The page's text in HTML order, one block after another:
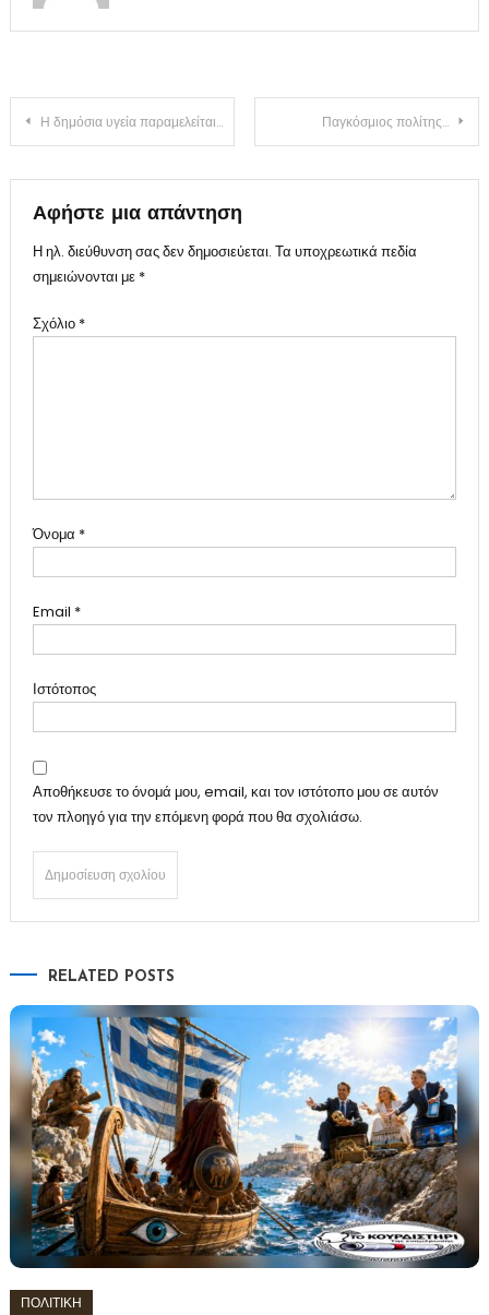
Πλοήγηση
Η δημόσια υγεία παραμελείται και το δωρεάν ξεχάστηκε… Παγκόσμιος πολίτης…
Αφήστε μια απάντηση
Η ηλ. διεύθυνση σας δεν δημοσιεύεται. Τα υποχρεωτικά πεδία
σημειώνονται με *
Σχόλιο *
Όνομα *
Email *
Ιστότοπος
Αποθήκευσε το όνομά μου, email, και τον ιστότοπο μου σε αυτόν
τον πλοηγό για την επόμενη φορά που θα σχολιάσω.
RELATED POSTS
ΠΟΛΙΤΙΚΗ